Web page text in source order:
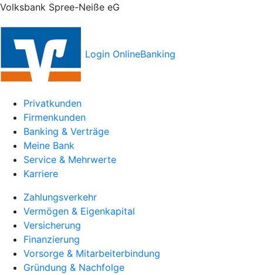
Volksbank Spree-Neiße eG
Login OnlineBanking
Privatkunden
Firmenkunden
Banking & Verträge
Meine Bank
Service & Mehrwerte
Karriere
Zahlungsverkehr
Vermögen & Eigenkapital
Versicherung
Finanzierung
Vorsorge & Mitarbeiterbindung
Gründung & Nachfolge